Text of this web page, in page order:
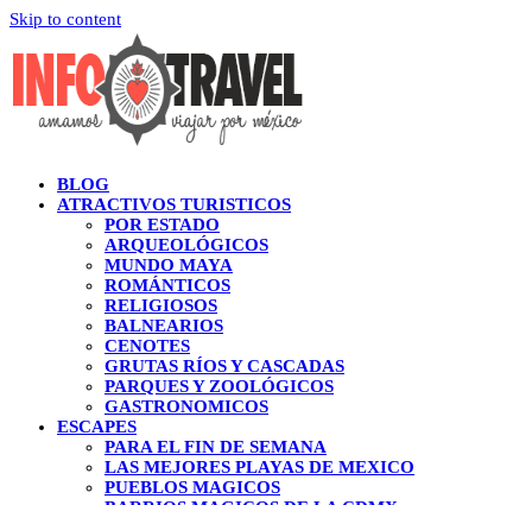
Skip to content
BLOG
ATRACTIVOS TURISTICOS
POR ESTADO
ARQUEOLÓGICOS
MUNDO MAYA
ROMÁNTICOS
RELIGIOSOS
BALNEARIOS
CENOTES
GRUTAS RÍOS Y CASCADAS
PARQUES Y ZOOLÓGICOS
GASTRONOMICOS
ESCAPES
PARA EL FIN DE SEMANA
LAS MEJORES PLAYAS DE MEXICO
PUEBLOS MAGICOS